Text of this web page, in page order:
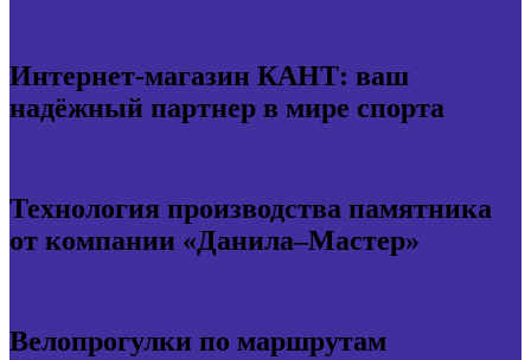
Интернет-магазин КАНТ: ваш
надёжный партнер в мире спорта
Технология производства памятника
от компании «Данила–Мастер»
Велопрогулки по маршрутам